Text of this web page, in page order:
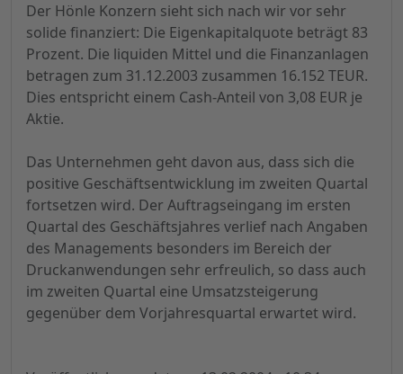
Der Hönle Konzern sieht sich nach wir vor sehr
solide finanziert: Die Eigenkapitalquote beträgt 83
Prozent. Die liquiden Mittel und die Finanzanlagen
betragen zum 31.12.2003 zusammen 16.152 TEUR.
Dies entspricht einem Cash-Anteil von 3,08 EUR je
Aktie.
Das Unternehmen geht davon aus, dass sich die
positive Geschäftsentwicklung im zweiten Quartal
fortsetzen wird. Der Auftragseingang im ersten
Quartal des Geschäftsjahres verlief nach Angaben
des Managements besonders im Bereich der
Druckanwendungen sehr erfreulich, so dass auch
im zweiten Quartal eine Umsatzsteigerung
gegenüber dem Vorjahresquartal erwartet wird.